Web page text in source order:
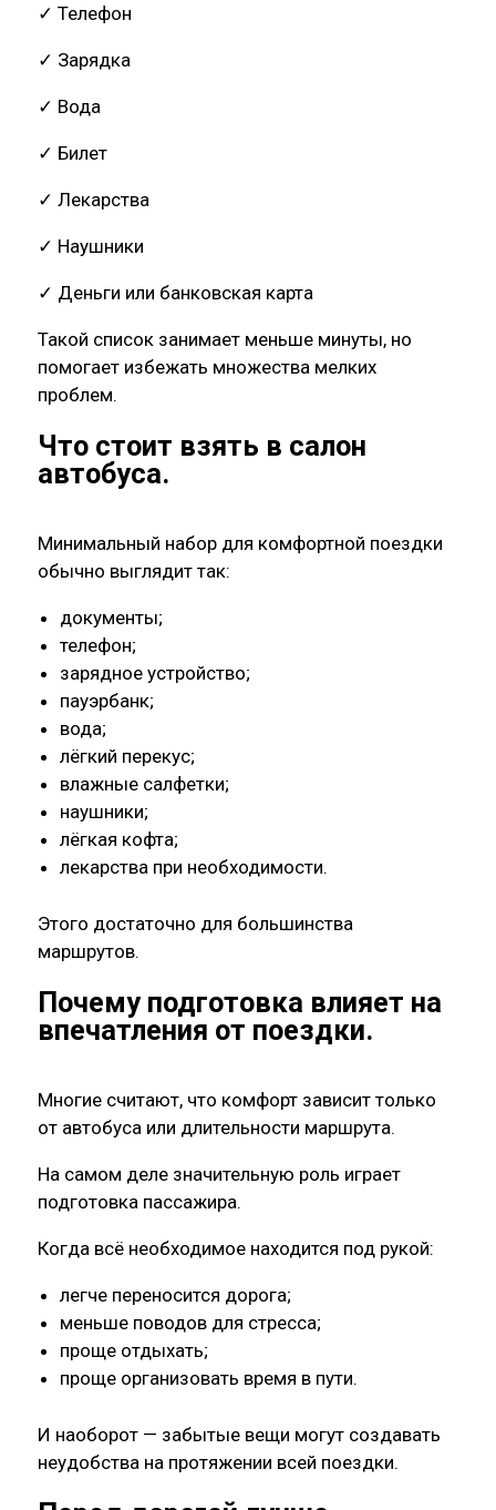
✓ Телефон
✓ Зарядка
✓ Вода
✓ Билет
✓ Лекарства
✓ Наушники
✓ Деньги или банковская карта
Такой список занимает меньше минуты, но
помогает избежать множества мелких
проблем.
Что стоит взять в салон
автобуса.
Минимальный набор для комфортной поездки
обычно выглядит так:
документы;
телефон;
зарядное устройство;
пауэрбанк;
вода;
лёгкий перекус;
влажные салфетки;
наушники;
лёгкая кофта;
лекарства при необходимости.
Этого достаточно для большинства
маршрутов.
Почему подготовка влияет на
впечатления от поездки.
Многие считают, что комфорт зависит только
от автобуса или длительности маршрута.
На самом деле значительную роль играет
подготовка пассажира.
Когда всё необходимое находится под рукой:
легче переносится дорога;
меньше поводов для стресса;
проще отдыхать;
проще организовать время в пути.
И наоборот — забытые вещи могут создавать
неудобства на протяжении всей поездки.